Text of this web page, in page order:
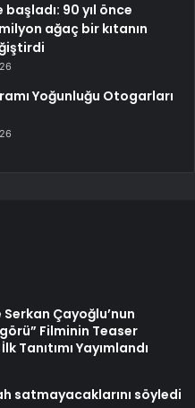
90 yıl önce
ağaç bir kıtanın
Yoğunluğu Otogarları
Serkan Çayoğlu’nun
Filminin Teaser
Tanıtımı Yayımlandı
satmayacaklarını söyledi